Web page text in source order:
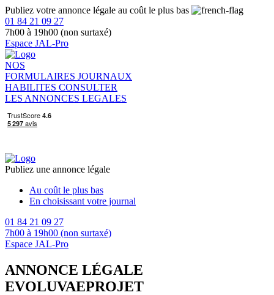
Publiez votre annonce légale au coût le plus bas
01 84 21 09 27
7h00 à 19h00 (non surtaxé)
Espace JAL-Pro
NOS
FORMULAIRES JOURNAUX
HABILITES CONSULTER
LES ANNONCES LEGALES
Publiez une annonce légale
Au coût le plus bas
En choisissant votre journal
01 84 21 09 27
7h00 à 19h00 (non surtaxé)
Espace JAL-Pro
ANNONCE LÉGALE
EVOLUVAEPROJET